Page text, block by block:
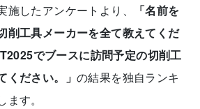
施したアンケートより、
「名前を
削工具メーカーを全て教えてくだ
でブースに訪問予定の切削工
ください。」 の結果を独自ランキ
す。